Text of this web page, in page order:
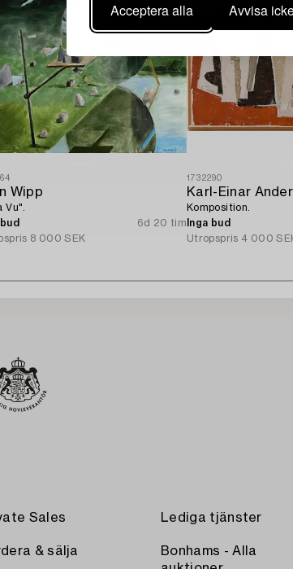
Acceptera alla Avvisa
Wipp
Vu".
6d 20 tim
8 000 SEK
1732290
Karl-Einar
Komposition.
Inga bud
Utropspris 4 000
Sales
& sälja
Lediga tjänster
Bonhams - Alla